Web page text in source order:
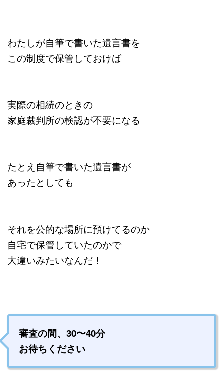
わたしが自筆で書いた遺言書を
この制度で保管しておけば
実際の相続のときの
家庭裁判所の検認が不要になる
たとえ自筆で書いた遺言書が
あったとしても
それを公的な場所に預けてるのか
自宅で保管していたのかで
大違いみたいなんだ！
審査の間、30〜40分
お待ちください